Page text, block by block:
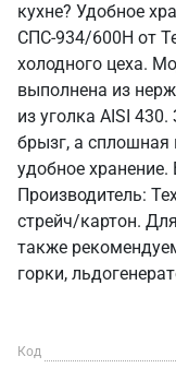
кухне? Удобное
СПС-934/600Н от
холодного цеха.
выполнена из
из уголка AISI
брызг, а сплошная
удобное
Производитель:
стрейч/картон.
также
горки,
Код